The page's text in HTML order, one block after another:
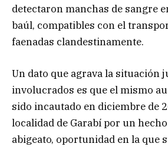
detectaron manchas de sangre
baúl, compatibles con el
faenadas clandestinamente.
Un dato que agrava la situación
involucrados es que el mismo
sido incautado en diciembre de
localidad de Garabí por un
abigeato, oportunidad en la que